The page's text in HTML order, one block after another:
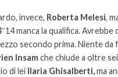
invece, Roberta Melesi,
manca la qualifica. Avrebbe
secondo prima. Niente da
Insamche chiude a oltre sei
di lei Ilaria Ghisalberti,ma